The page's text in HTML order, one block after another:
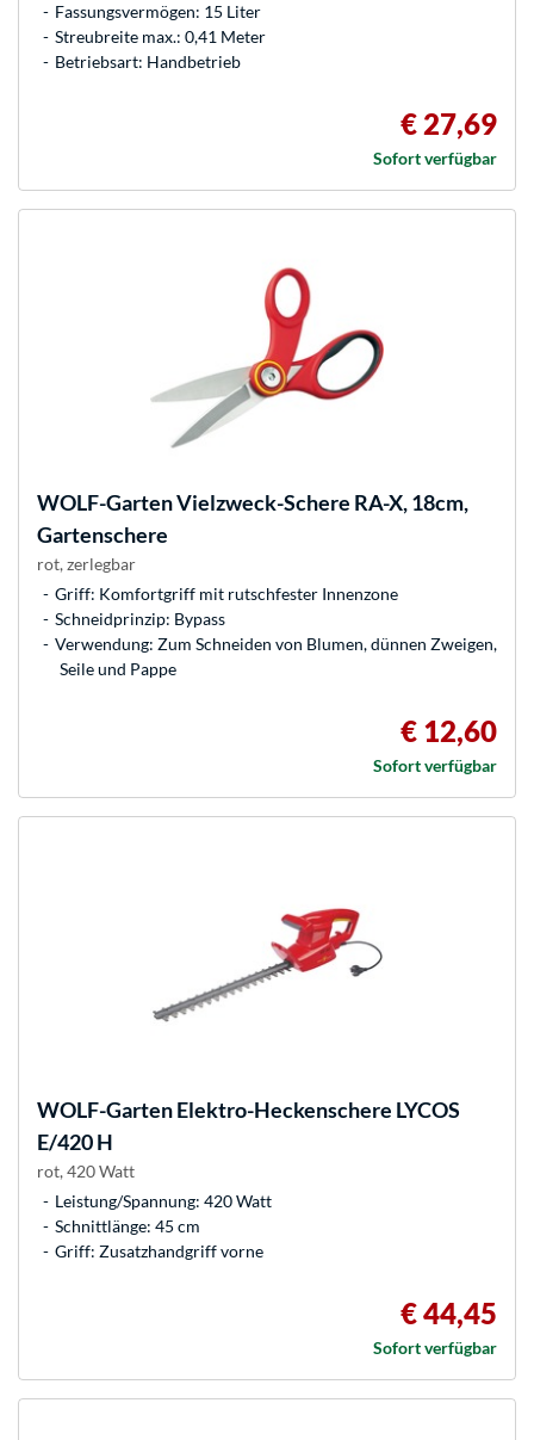
Fassungsvermögen: 15 Liter
Streubreite max.: 0,41 Meter
Betriebsart: Handbetrieb
€ 27,69
Sofort verfügbar
WOLF-GartenVielzweck-Schere RA-X, 18cm,
Gartenschere
rot, zerlegbar
Griff: Komfortgriff mit rutschfester Innenzone
Schneidprinzip: Bypass
Verwendung: Zum Schneiden von Blumen, dünnen Zweigen,
Seile und Pappe
€ 12,60
Sofort verfügbar
WOLF-GartenElektro-Heckenschere LYCOS
E/420 H
rot, 420 Watt
Leistung/Spannung: 420 Watt
Schnittlänge: 45 cm
Griff: Zusatzhandgriff vorne
€ 44,45
Sofort verfügbar